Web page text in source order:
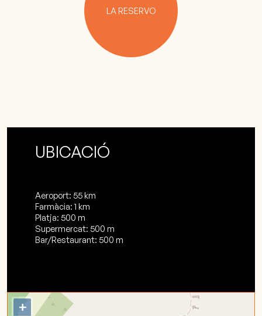
LA RESERVO
UBICACIÓ
Aeroport: 55 km
Farmàcia: 1 km
Platja: 500 m
Supermercat: 500 m
Bar/Restaurant: 500 m
+